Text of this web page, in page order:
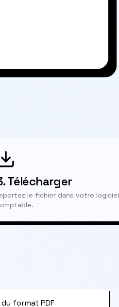
Télécharger
le fichier dans votre logiciel
format PDF